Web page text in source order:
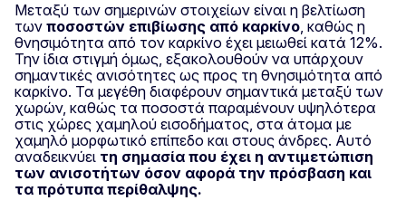
Μεταξύ των σημερινών στοιχείων είναι η βελτίωση
των ποσοστών επιβίωσης από καρκίνο, καθώς η
θνησιμότητα από τον καρκίνο έχει μειωθεί κατά 12%.
Την ίδια στιγμή όμως, εξακολουθούν να υπάρχουν
σημαντικές ανισότητες ως προς τη θνησιμότητα από
καρκίνο. Τα μεγέθη διαφέρουν σημαντικά μεταξύ των
χωρών, καθώς τα ποσοστά παραμένουν υψηλότερα
στις χώρες χαμηλού εισοδήματος, στα άτομα με
χαμηλό μορφωτικό επίπεδο και στους άνδρες. Αυτό
αναδεικνύει τη σημασία που έχει η αντιμετώπιση
των ανισοτήτων όσον αφορά την πρόσβαση και
τα πρότυπα περίθαλψης.